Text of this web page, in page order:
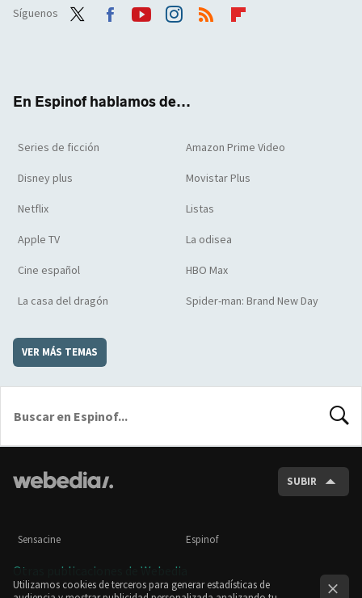
Síguenos
En Espinof hablamos de...
Series de ficción Amazon Prime Video
Disney plus Movistar Plus
Netflix Listas
Apple TV La odisea
Cine español HBO Max
La casa del dragón Spider-man: Brand New Day
VER MÁS TEMAS
SUBIR
Sensacine Espinof
Otras publicaciones de Webedia
Utilizamos cookies de terceros para generar estadísticas de